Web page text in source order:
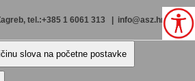
tel.:+385 1 6061 313 info@asz.hr
slova na početne postavke